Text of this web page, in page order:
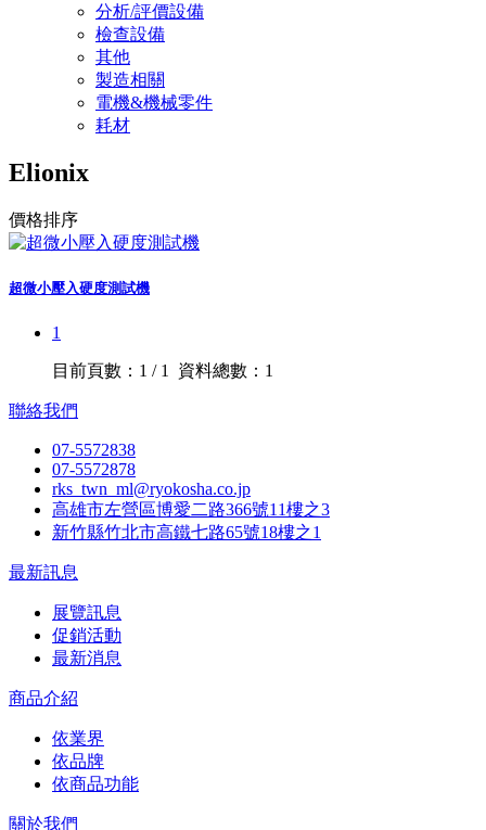
分析/評價設備
檢查設備
其他
製造相關
電機&機械零件
耗材
Elionix
價格排序
超微小壓入硬度測試機
1
目前頁數：1 / 1 資料總數：1
聯絡我們
07-5572838
07-5572878
rks_twn_ml@ryokosha.co.jp
高雄市左營區博愛二路366號11樓之3
新竹縣竹北市高鐵七路65號18樓之1
最新訊息
展覽訊息
促銷活動
最新消息
商品介紹
依業界
依品牌
依商品功能
關於我們